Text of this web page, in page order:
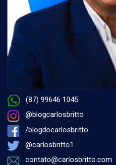
(87) 99646 1045
@blogcarlosbritto
/blogdocarlosbritto
@carlosbritto1
contato@carlosbritto.com